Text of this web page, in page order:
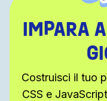
IMPARA
Costruisci il tuo
CSS e